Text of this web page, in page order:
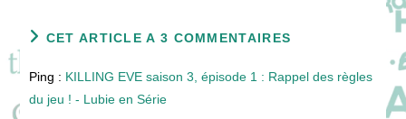
CET ARTICLE A 3 COMMENTAIRES
Ping : KILLING EVE saison 3, épisode 1 : Rappel des règles
du jeu ! - Lubie en Série